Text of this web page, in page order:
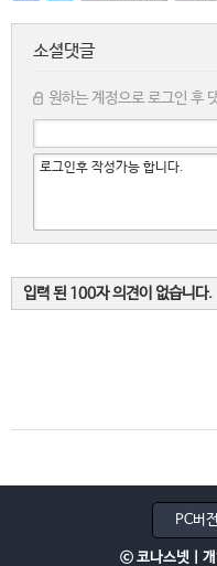
소셜댓글
원하는 계정으로 로그인 후
입력 된 100자 의견이 없습니다.
PC버전
ⓒ 코나스넷 |